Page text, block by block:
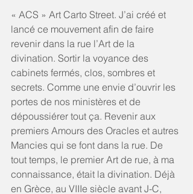
« ACS » Art Carto Street. J’ai créé et
lancé ce mouvement afin de faire
revenir dans la rue l’Art de la
divination. Sortir la voyance des
cabinets fermés, clos, sombres et
secrets. Comme une envie d’ouvrir les
portes de nos ministères et de
dépoussiérer tout ça. Revenir aux
premiers Amours des Oracles et autres
Mancies qui se font dans la rue. De
tout temps, le premier Art de rue, à ma
connaissance, était la divination. Déjà
en Grèce, au VIIIe siècle avant J-C,